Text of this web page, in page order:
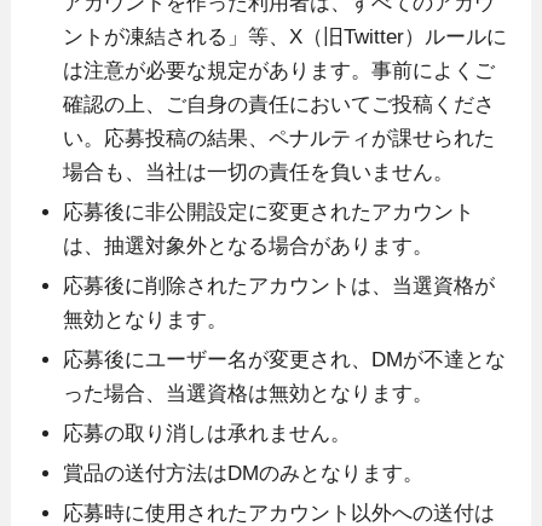
ントが凍結される」等、X（旧Twitter）ルールに
は注意が必要な規定があります。事前によくご
確認の上、ご自身の責任においてご投稿くださ
い。応募投稿の結果、ペナルティが課せられた
場合も、当社は一切の責任を負いません。
応募後に非公開設定に変更されたアカウント
は、抽選対象外となる場合があります。
応募後に削除されたアカウントは、当選資格が
無効となります。
応募後にユーザー名が変更され、DMが不達とな
った場合、当選資格は無効となります。
応募の取り消しは承れません。
賞品の送付方法はDMのみとなります。
応募時に使用されたアカウント以外への送付は